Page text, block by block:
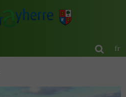
fr